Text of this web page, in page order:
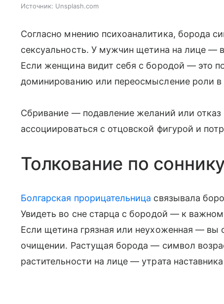
Источник: Unsplash.com
Согласно мнению психоаналитика, борода
сексуальность. У мужчин щетина на лице —
Если женщина видит себя с бородой — это
доминированию или переосмысление роли в
Сбривание — подавление желаний или
ассоциироваться с отцовской фигурой и
Толкование по
Болгарская прорицательница связывала
Увидеть во сне старца с бородой — к
Если щетина грязная или неухоженная — вы
очищении. Растущая борода — символ
растительности на лице — утрата